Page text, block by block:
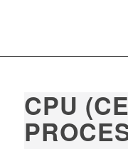
CPU